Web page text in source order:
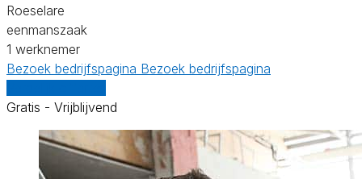
Roeselare
eenmanszaak
1 werknemer
Bezoek bedrijfspagina Bezoek bedrijfspagina
Gratis - Vrijblijvend